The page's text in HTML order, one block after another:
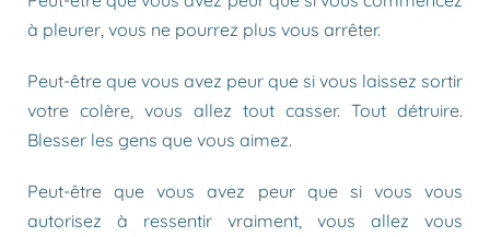
à pleurer, vous ne pourrez plus vous arrêter.
Peut-être que vous avez peur que si vous laissez sortir
votre colère, vous allez tout casser. Tout détruire.
Blesser les gens que vous aimez.
Peut-être que vous avez peur que si vous vous
autorisez à ressentir vraiment, vous allez vous